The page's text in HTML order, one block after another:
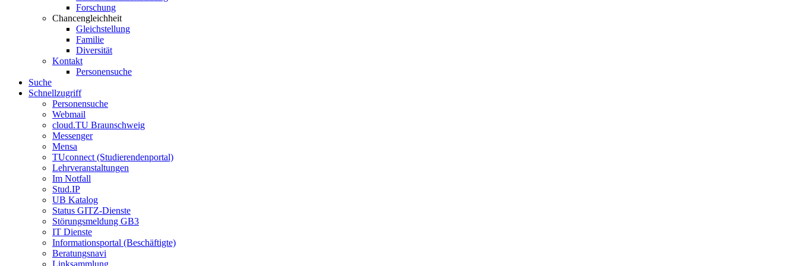
Forschung
Chancengleichheit
Gleichstellung
Familie
Diversität
Kontakt
Personensuche
Suche
Schnellzugriff
Personensuche
Webmail
cloud.TU Braunschweig
Messenger
Mensa
TUconnect (Studierendenportal)
Lehrveranstaltungen
Im Notfall
Stud.IP
UB Katalog
Status GITZ-Dienste
Störungsmeldung GB3
IT Dienste
Informationsportal (Beschäftigte)
Beratungsnavi
Linksammlung